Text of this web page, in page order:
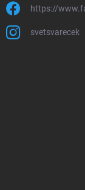
https://
svetsvarecek